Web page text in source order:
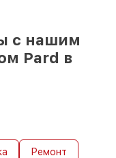
с нашим
Pard в
Ремонт